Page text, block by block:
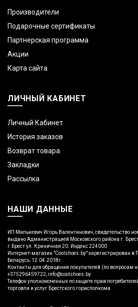
Производители
Подарочные сертификаты
Партнерская программа
Акции
Карта сайта
ЛИЧНЫЙ КАБИНЕТ
Личный Кабинет
История заказов
Возврат товара
Закладки
Рассылка
НАШИ ДАННЫЕ
ИП Милькевич Игорь Валентинович, свидетельство
выдано Администрацией Московского района г.
г.Брест ул. Криничная 20. Индекс 224000
Интернет-магазин "Coolshoes.by" зарегистрирован в
Беларусь: 12.04.2018г.
Контакты для обращения покупателей (по вопросам
+375296459722, info@coolshoes.by
Телефон уполномоченных по защите прав
торговли и услуг Брестского горисполкома